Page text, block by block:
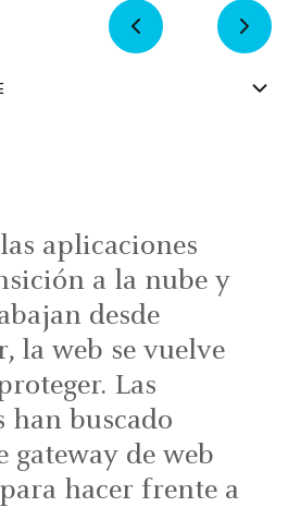
aplicaciones
a la nube y
desde
la web se vuelve
Las
han buscado
gateway de web
hacer frente a